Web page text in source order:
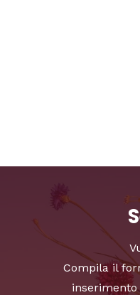
Compila il